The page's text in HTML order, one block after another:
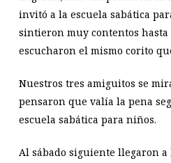
invitó a la escuela sabática
sintieron muy contentos hasta
escucharon el mismo corito
Nuestros tres amiguitos se
pensaron que valía la pena
escuela sabática para niños.
Al sábado siguiente llegaron